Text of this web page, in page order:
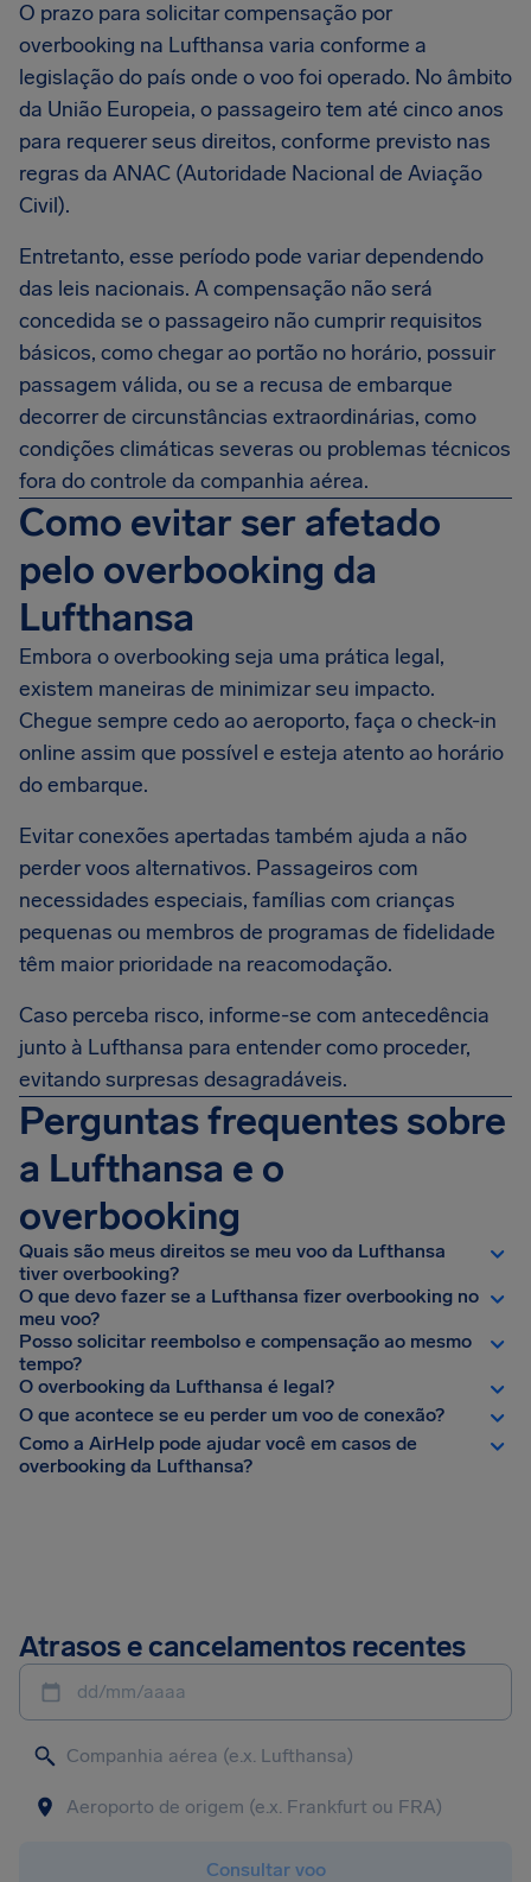
O prazo para solicitar compensação por
overbooking na Lufthansa varia conforme a
legislação do país onde o voo foi operado. No âmbito
da União Europeia, o passageiro tem até cinco anos
para requerer seus direitos, conforme previsto nas
regras da ANAC (Autoridade Nacional de Aviação
Civil).
Entretanto, esse período pode variar dependendo
das leis nacionais. A compensação não será
concedida se o passageiro não cumprir requisitos
básicos, como chegar ao portão no horário, possuir
passagem válida, ou se a recusa de embarque
decorrer de circunstâncias extraordinárias, como
condições climáticas severas ou problemas técnicos
fora do controle da companhia aérea.
Como evitar ser afetado
pelo overbooking da
Lufthansa
Embora o overbooking seja uma prática legal,
existem maneiras de minimizar seu impacto.
Chegue sempre cedo ao aeroporto, faça o check-in
online assim que possível e esteja atento ao horário
do embarque.
Evitar conexões apertadas também ajuda a não
perder voos alternativos. Passageiros com
necessidades especiais, famílias com crianças
pequenas ou membros de programas de fidelidade
têm maior prioridade na reacomodação.
Caso perceba risco, informe-se com antecedência
junto à Lufthansa para entender como proceder,
evitando surpresas desagradáveis.
Perguntas frequentes sobre
a Lufthansa e o
overbooking
Quais são meus direitos se meu voo da Lufthansa
tiver overbooking?
O que devo fazer se a Lufthansa fizer overbooking no
meu voo?
Posso solicitar reembolso e compensação ao mesmo
tempo?
O overbooking da Lufthansa é legal?
O que acontece se eu perder um voo de conexão?
Como a AirHelp pode ajudar você em casos de
overbooking da Lufthansa?
Atrasos e cancelamentos recentes
dd/mm/aaaa
Consultar voo